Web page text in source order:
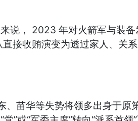
说， 2023 年对火箭军与装
接收贿演变为透过家人、关
苗华等失势将领多出身于原